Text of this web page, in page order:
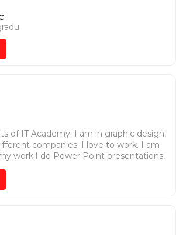
of IT Academy. I am in graphic design,
companies. I love to work. I am
work.I do Power Point presentations,
Photoshop ...